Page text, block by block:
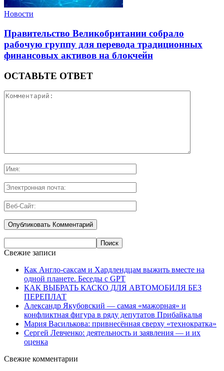
Новости
Правительство Великобритании собрало
рабочую группу для перевода традиционных
финансовых активов на блокчейн
ОСТАВЬТЕ ОТВЕТ
Свежие записи
Как Англо-саксам и Хардлендцам выжить вместе на
одной планете. Беседы с GPT
КАК ВЫБРАТЬ КАСКО ДЛЯ АВТОМОБИЛЯ БЕЗ
ПЕРЕПЛАТ
Александр Якубовский — самая «мажорная» и
конфликтная фигура в ряду депутатов Прибайкалья
Мария Василькова: привнесённая сверху «технократка»
Сергей Левченко: деятельность и заявления — и их
оценка
Свежие комментарии